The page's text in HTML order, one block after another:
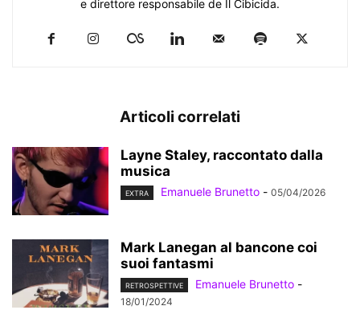
e direttore responsabile de Il Cibicida.
Articoli correlati
Layne Staley, raccontato dalla
musica
EXTRA Emanuele Brunetto - 05/04/2026
Mark Lanegan al bancone coi
suoi fantasmi
RETROSPETTIVE Emanuele Brunetto -
18/01/2024